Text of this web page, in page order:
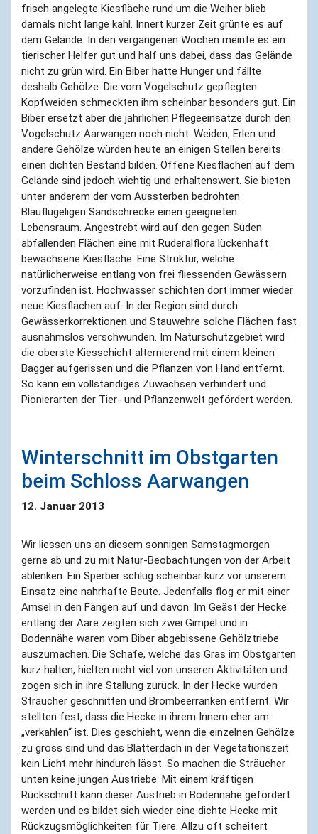
frisch angelegte Kiesfläche rund um die Weiher blieb
damals nicht lange kahl. Innert kurzer Zeit grünte es auf
dem Gelände. In den vergangenen Wochen meinte es ein
tierischer Helfer gut und half uns dabei, dass das Gelände
nicht zu grün wird. Ein Biber hatte Hunger und fällte
deshalb Gehölze. Die vom Vogelschutz gepflegten
Kopfweiden schmeckten ihm scheinbar besonders gut. Ein
Biber ersetzt aber die jährlichen Pflegeeinsätze durch den
Vogelschutz Aarwangen noch nicht. Weiden, Erlen und
andere Gehölze würden heute an einigen Stellen bereits
einen dichten Bestand bilden. Offene Kiesflächen auf dem
Gelände sind jedoch wichtig und erhaltenswert. Sie bieten
unter anderem der vom Aussterben bedrohten
Blauflügeligen Sandschrecke einen geeigneten
Lebensraum. Angestrebt wird auf den gegen Süden
abfallenden Flächen eine mit Ruderalflora lückenhaft
bewachsene Kiesfläche. Eine Struktur, welche
natürlicherweise entlang von frei fliessenden Gewässern
vorzufinden ist. Hochwasser schichten dort immer wieder
neue Kiesflächen auf. In der Region sind durch
Gewässerkorrektionen und Stauwehre solche Flächen fast
ausnahmslos verschwunden. Im Naturschutzgebiet wird
die oberste Kiesschicht alternierend mit einem kleinen
Bagger aufgerissen und die Pflanzen von Hand entfernt.
So kann ein vollständiges Zuwachsen verhindert und
Pionierarten der Tier- und Pflanzenwelt gefördert werden.
Winterschnitt im Obstgarten
beim Schloss Aarwangen
12. Januar 2013
Wir liessen uns an diesem sonnigen Samstagmorgen
gerne ab und zu mit Natur-Beobachtungen von der Arbeit
ablenken. Ein Sperber schlug scheinbar kurz vor unserem
Einsatz eine nahrhafte Beute. Jedenfalls flog er mit einer
Amsel in den Fängen auf und davon. Im Geäst der Hecke
entlang der Aare zeigten sich zwei Gimpel und in
Bodennähe waren vom Biber abgebissene Gehölztriebe
auszumachen. Die Schafe, welche das Gras im Obstgarten
kurz halten, hielten nicht viel von unseren Aktivitäten und
zogen sich in ihre Stallung zurück. In der Hecke wurden
Sträucher geschnitten und Brombeerranken entfernt. Wir
stellten fest, dass die Hecke in ihrem Innern eher am
„verkahlen“ ist. Dies geschieht, wenn die einzelnen Gehölze
zu gross sind und das Blätterdach in der Vegetationszeit
kein Licht mehr hindurch lässt. So machen die Sträucher
unten keine jungen Austriebe. Mit einem kräftigen
Rückschnitt kann dieser Austrieb in Bodennähe gefördert
werden und es bildet sich wieder eine dichte Hecke mit
Rückzugsmöglichkeiten für Tiere. Allzu oft scheitert